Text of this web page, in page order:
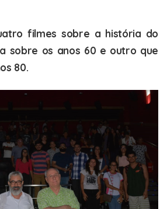
filmes sobre a história do
sobre os anos 60 e outro que
80.